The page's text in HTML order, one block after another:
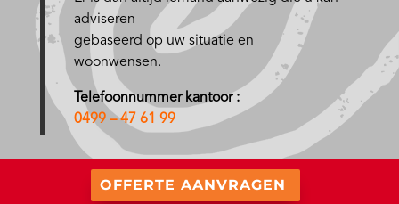
adviseren
gebaseerd op uw situatie en
woonwensen.
Telefoonnummer kantoor :
0499 – 47 61 99
OFFERTE AANVRAGEN